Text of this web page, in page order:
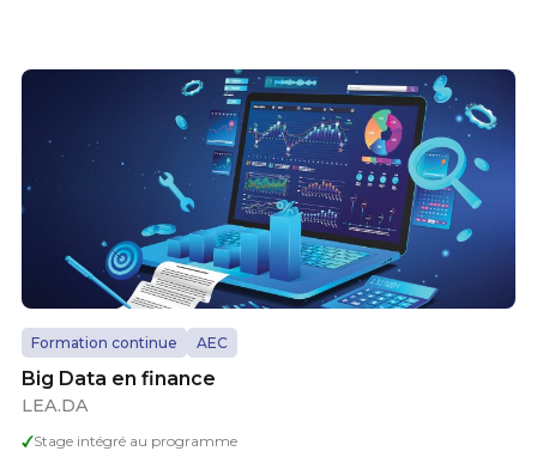
Formation continue AEC
Big Data en finance
LEA.DA
Stage intégré au programme